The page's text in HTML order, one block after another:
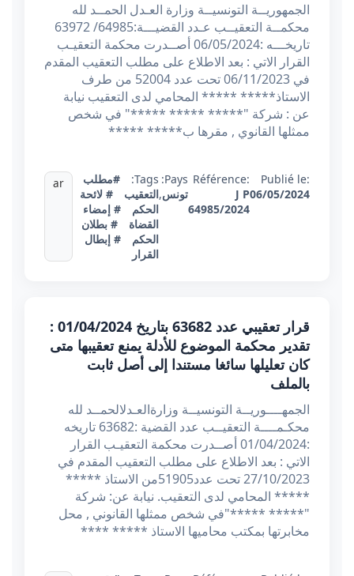
الجمهوريــة التونسيــة وزارة العـدل الحمــد لله
محكمــة التعقيــب عـدد القضيـــة:64985/ 63972
تاريخـــه :06/05/2024 أصــدرت محكمة التعقيـب
القرار الاتي : بعد الاطلاع على مطلب التعقيب المقدم
في 06/11/2023 تحت عدد 52004 من طرف
الاستاذ***** ***** المحامي لدى التعقيب نيابة
عن : شركة "***** ***** *****" في شخص
ممثلها القانوي , مقرها ب***** *****
Publié le:
06/05/2024
Référence:
J P
64985/2024
Pays:
تونس,
Tags:
#مطلب
التعقيب
# لائحة
الحكم
# إمضاء
القضاة
# بطلان
الحكم
# إبطال
القرار
ar
قرار تعقيبي عدد 63682 بتاريخ 01/04/2024 :
تقدير محكمة الموضوع للأدلة يمنع تعقيبها متى
كان تعليلها سائغا مستندا إلى أصل ثابت
بالملف
الجمهــــوريــة التونسيــة وزارةالعـدلالحمــد لله
محكـمــــة التعقيــب عدد القضية :63682 تاريخه
:01/04/2024 أصــدرت محكمة التعقيـب القرار
الاتي : بعد الاطلاع على مطلب التعقيب المقدم في
27/10/2023 تحت عدد51905من الاستاذ *****
***** المحامي لدى التعقيب. نيابة عن: شركة
"***** *****"في شخص ممثلها القانوني , محل
مخابرتها بمكتب محاميها الاستاذ ***** ****